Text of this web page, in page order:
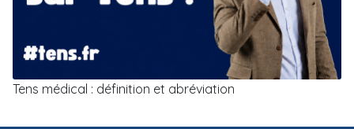
Tens médical : définition et abréviation